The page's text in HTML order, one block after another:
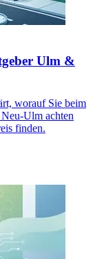
Ulm &
worauf Sie beim
Ulm achten
finden.